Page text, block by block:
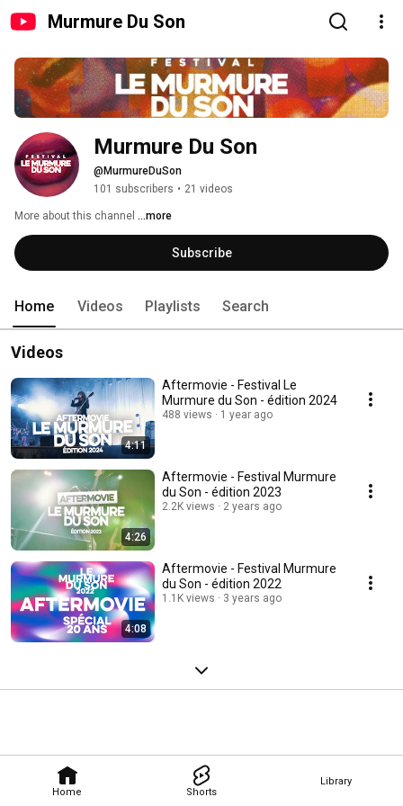
Murmure Du Son
Home Shorts
Library
Murmure Du Son
@MurmureDuSon
101 subscribers • 21 videos
More about this channel ...more
Subscribe
Home Videos Playlists Search
Videos
4:11
Aftermovie - Festival Le
Murmure du Son - édition 2024
488 views 1 year ago
4:26
Aftermovie - Festival Murmure
du Son - édition 2023
2.2K views 2 years ago
4:08
Aftermovie - Festival Murmure
du Son - édition 2022
1.1K views 3 years ago